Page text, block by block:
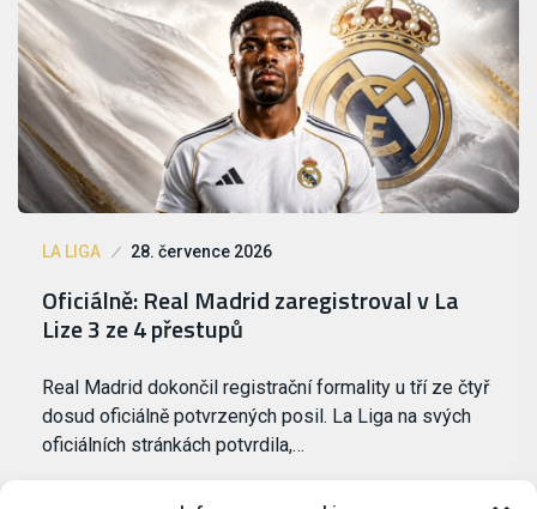
LA LIGA 28. července 2026
Oficiálně: Real Madrid zaregistroval v La
Lize 3 ze 4 přestupů
Real Madrid dokončil registrační formality u tří ze čtyř
dosud oficiálně potvrzených posil. La Liga na svých
oficiálních stránkách potvrdila,…